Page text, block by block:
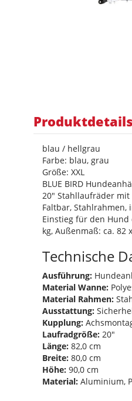
Produktdetails
blau / hellgrau
Farbe: blau, grau
Größe: XXL
BLUE BIRD
20" Stahllaufräder mit
Faltbar, Stahlrahmen,
Einstieg für den Hund
kg, Außenmaß: ca. 82
Technische
Ausführung:
Material Wanne:
Material Rahmen:
Ausstattung:
Kupplung:
Laufradgröße: 20"
Länge: 82,0 cm
Breite: 80,0 cm
Höhe: 90,0 cm
Material: Aluminium,